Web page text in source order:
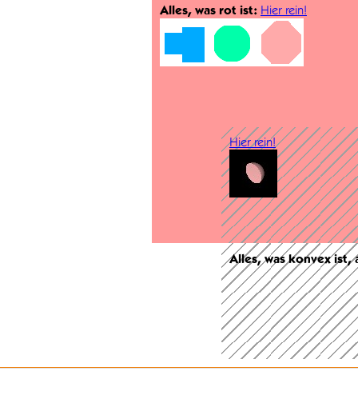
Alles, was rot ist: Hier rein!
Hier rein!
Alles, was konvex